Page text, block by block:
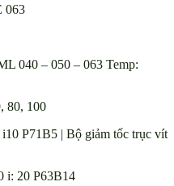
063
040 – 050 – 063 Temp:
80, 100
P71B5 | Bộ giảm tốc trục vít
i: 20 P63B14